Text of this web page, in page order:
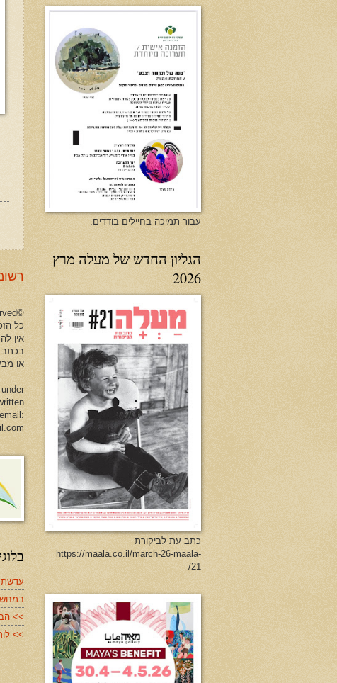
©Copyright 2009 -Nino Herman All Rights Reserved
כל
אין
בכתב
או
עדשת
>>
>>
עבור תמיכה בחיילים בודדים.
הגליון החדש של מעלה מרץ
2026
כתב עת לביקורת
https://maala.co.il/march-26-maala-
21/